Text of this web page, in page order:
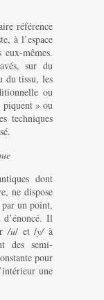
référence
à l’espace
mêmes.
sur du
du tissu, les
ou
piquent » ou
techniques
dont
ne dispose
un point,
Il
/u/ et /y/ à
des semi-
pour
une